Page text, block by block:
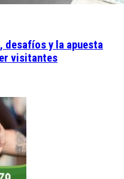
desafíos y la apuesta
visitantes